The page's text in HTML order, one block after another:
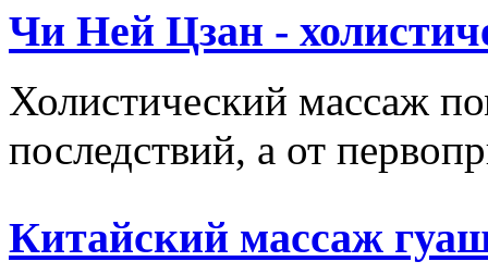
Чи Ней Цзан -
Холистический массаж
последствий, а от
Китайский массаж